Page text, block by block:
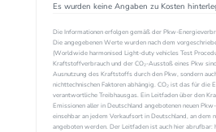
Es wurden keine Angaben zu Kosten
Die Informationen erfolgen gemäß der Pkw-
Die angegebenen Werte wurden nach dem
(Worldwide harmonised Light-duty vehicles Test
Kraftstoffverbrauch und der CO₂-Ausstoß eines Pkw
Ausnutzung des Kraftstoffs durch den Pkw, sondern
nichttechnischen Faktoren abhängig. CO₂ ist das für die
verantwortliche Treibhausgas. Ein Leitfaden über den
Emissionen aller in Deutschland angebotenen neuen
einsehbar an jedem Verkaufsort in Deutschland, an dem
angeboten werden. Der Leitfaden ist auch hier